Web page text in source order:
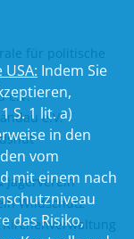
für politische
e.V.
e.V.
Jägerverein
Wildschütz
Indem Sie
S. 1 lit. a)
in den
vom
mit einem nach
das Risiko,